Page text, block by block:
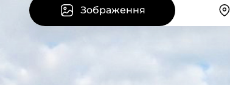
Зображення